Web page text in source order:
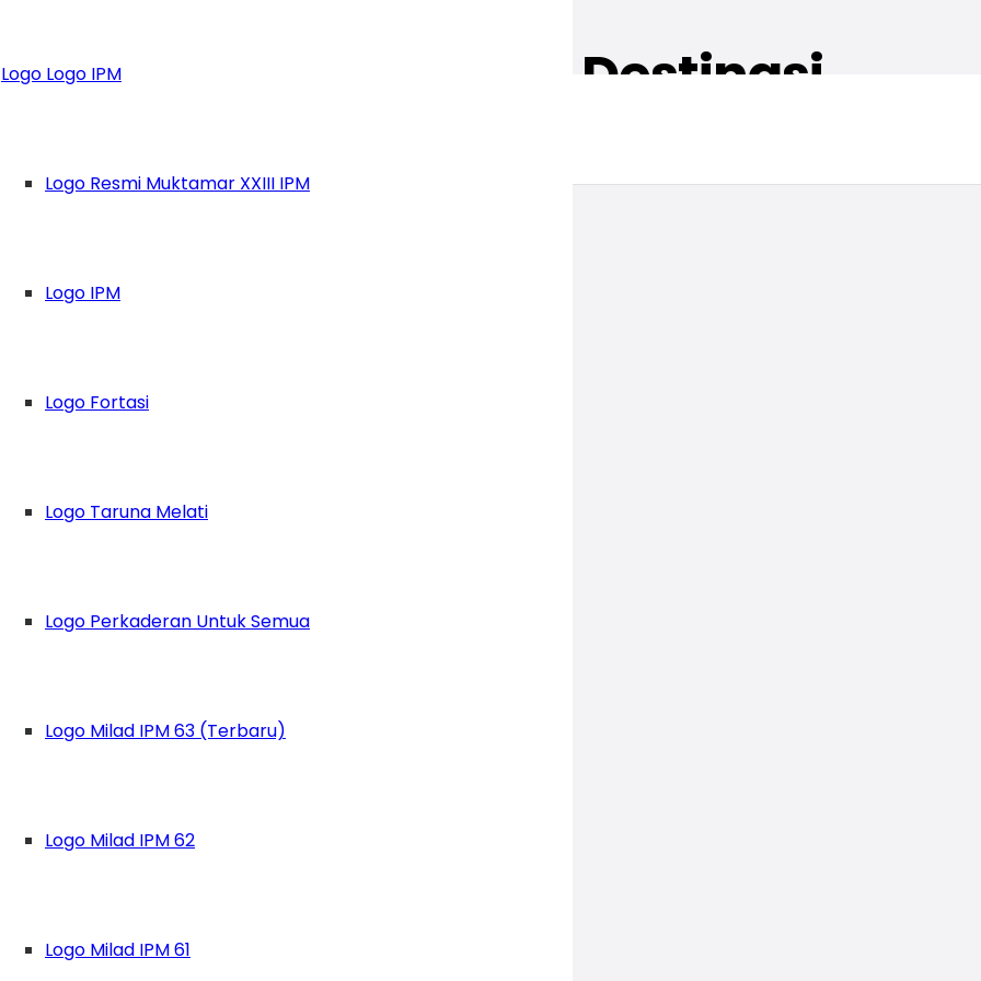
Logo Logo IPM
Logo Resmi Muktamar XXIII IPM
Logo IPM
Logo Fortasi
Logo Taruna Melati
Logo Perkaderan Untuk Semua
Logo Milad IPM 63 (Terbaru)
Logo Milad IPM 62
Logo Milad IPM 61
Toraja Siap Jadi Destinasi